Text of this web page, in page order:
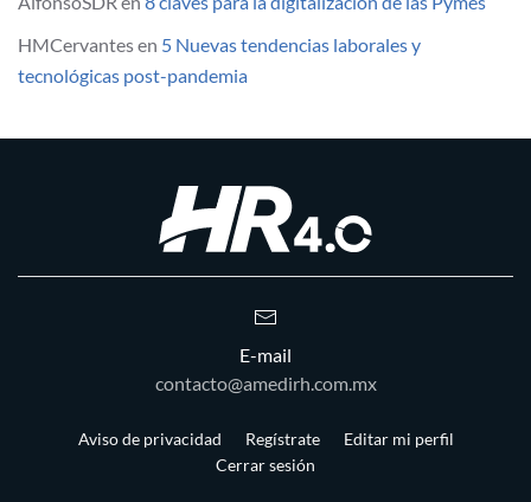
HMCervantesen 5 Nuevas tendencias laborales y
tecnológicas post-pandemia
E-mail
contacto@amedirh.com.mx
Aviso de privacidad Regístrate
Editar mi perfil
Cerrar sesión